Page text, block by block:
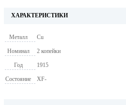
ХАРАКТЕРИСТИКИ
Металл Cu
Номинал 2 копейки
Год 1915
Состояние XF-